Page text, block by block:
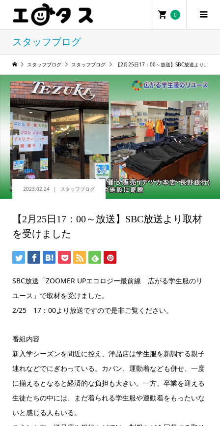
0
スタッフブログ
スタッフブログ スタッフブログ 【2月25日17：00～放送】SBC放送より取材を受けました
2023.02.24 スタッフブログ
【2月25日17：00～放送】SBC放送より取材
を受けました
SBC放送「ZOOMER UPエコロジー最前線 広がる学生服のリ
ユース」で取材を受けました。
2/25 17：00より放送ですので是非ご覧ください。
番組内容
新入学シーズンを間近に控え、洋品店は学生服を新調する親子
連れなどでにぎわっている。カバン、運動着なども併せ、一度
に揃えるとなると経済的な負担も大きい。一方、卒業を迎える
生徒たちの中には、まだ着られる学生服や運動着をもったいな
いと感じる人もいる。
0